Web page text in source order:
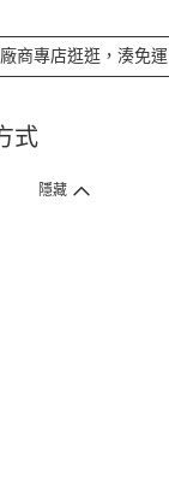
商專店逛逛，湊免運
式
隱藏